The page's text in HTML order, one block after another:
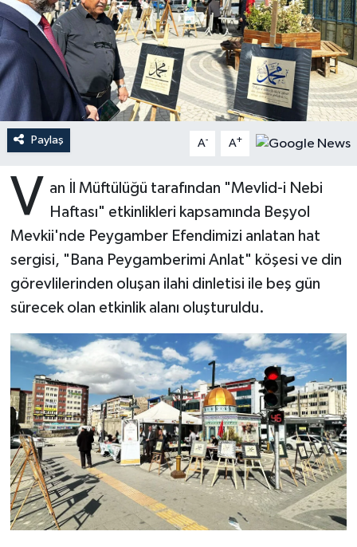
Paylaş A- A+
V an İl Müftülüğü tarafından "Mevlid-i Nebi
Haftası" etkinlikleri kapsamında Beşyol
Mevkii'nde Peygamber Efendimizi anlatan hat
sergisi, "Bana Peygamberimi Anlat" köşesi ve din
görevlilerinden oluşan ilahi dinletisi ile beş gün
sürecek olan etkinlik alanı oluşturuldu.
Ardahan Müftülüğü
Artvin Müftülüğü
Aydın Müftülüğü
Balıkesir Müftülüğü
Bartın Müftülüğü
Batman Müftülüğü
Bayburt Müftülüğü
Bilecik Müftülüğü
Bingöl Müftülüğü
Bitlis Müftülüğü
Bolu Müftülüğü
Burdur Müftülüğü
Bursa Müftülüğü
Kudüs
Kurban
Mukabele
Peygamberimizin Hayatı
Ramazan
Sahabeler
Hutbeler
DİYANET AKADEMİ
DİYANET GENÇLİK
DİYANET RADYO/TV
DEPREM
Dünya
Kültür-Sanat
Aile
Sağlık
Makaleler
Ekonomi
Duyurular